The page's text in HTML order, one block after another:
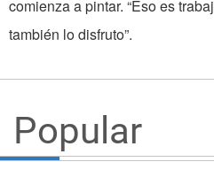
comienza a pintar. “Eso es
también lo disfruto”.
Popular